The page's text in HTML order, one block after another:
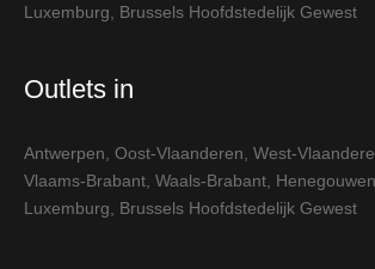
Luxemburg
Brussels Hoofdstedelijk Gewest
Outlets in
Antwerpen Oost-Vlaanderen West-
Vlaams-Brabant Waals-Brabant Henegouwen
Luxemburg
Brussels Hoofdstedelijk Gewest